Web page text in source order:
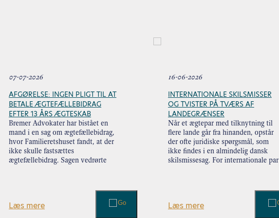
07-07-2026
AFGØRELSE: INGEN PLIGT TIL AT
BETALE ÆGTEFÆLLEBIDRAG
EFTER 13 ÅRS ÆGTESKAB
Bremer Advokater har bistået en
mand i en sag om ægtefællebidrag,
hvor Familieretshuset fandt, at der
ikke skulle fastsættes
ægtefællebidrag. Sagen vedrørte
Læs mere
16-06-2026
INTERNATIONALE SKILSMISSER
OG TVISTER PÅ TVÆRS AF
LANDEGRÆNSER
Når et ægtepar med tilknytning til
flere lande går fra hinanden, opstår
der ofte juridiske spørgsmål, som
ikke findes i en almindelig dansk
skilsmissesag. For internationale par
Læs videre
Læs mere